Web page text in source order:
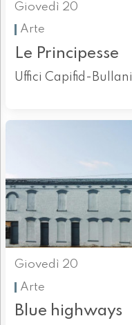
Giovedì 20
Arte
Le Principesse
Uffici Capifid-Bullani
Giovedì 20
Arte
Blue highways